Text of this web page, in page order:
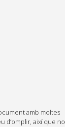
amb moltes
d’omplir, així que no